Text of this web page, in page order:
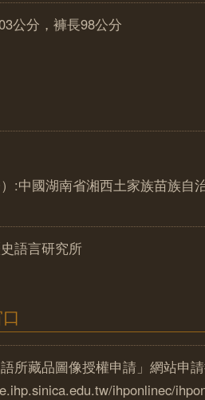
公分，褲長98公分
:中國湖南省湘西土家族苗族自
語言研究所
所藏品圖像授權申請」網站申
ihponlinec/